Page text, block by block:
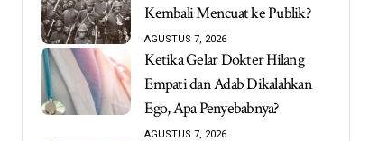
Kembali Mencuat ke Publik?
AGUSTUS 7, 2026
Ketika Gelar Dokter Hilang
Empati dan Adab Dikalahkan
Ego, Apa Penyebabnya?
AGUSTUS 7, 2026